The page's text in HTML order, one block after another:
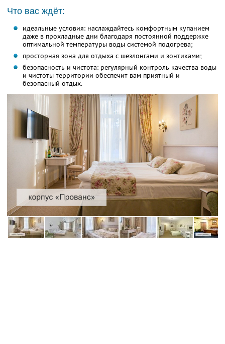
Что вас ждёт:
идеальные условия: наслаждайтесь комфортным купанием
даже в прохладные дни благодаря постоянной поддержке
оптимальной температуры воды системой подогрева;
просторная зона для отдыха с шезлонгами и зонтиками;
безопасность и чистота: регулярный контроль качества воды
и чистоты территории обеспечит вам приятный и
безопасный отдых.